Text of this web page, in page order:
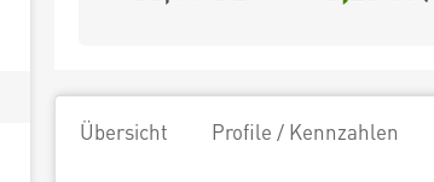
Übersicht Profile / Kennzahlen